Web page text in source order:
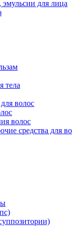
для лица
тела
волос
волос
средства для